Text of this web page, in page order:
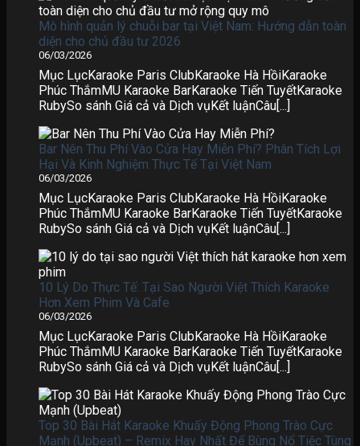
Mô hình quản lý chuỗi bar tại Việt Nam: Hướng dẫn toàn
diện cho chủ đầu tư 2026
06/03/2026
Mục LụcKaraoke Paris ClubKaraoke Hà HồiKaraoke
Phúc ThắmMU Karaoke BarKaraoke Tiến TuyếtKaraoke
RubySo sánh Giá cả và Dịch vụKết luậnCâu[...]
Bar Nên Thu Phí Vào Cửa Hay Miễn Phí? Phân Tích Lợi
Hại Và Kinh Nghiệm Thực Tế Tại Việt Nam
06/03/2026
Mục LụcKaraoke Paris ClubKaraoke Hà HồiKaraoke
Phúc ThắmMU Karaoke BarKaraoke Tiến TuyếtKaraoke
RubySo sánh Giá cả và Dịch vụKết luậnCâu[...]
10 Lý Do Thực Tế: Tại Sao Người Việt Thích Karaoke
Hơn Xem Phim Và Cafe
06/03/2026
Mục LụcKaraoke Paris ClubKaraoke Hà HồiKaraoke
Phúc ThắmMU Karaoke BarKaraoke Tiến TuyếtKaraoke
RubySo sánh Giá cả và Dịch vụKết luậnCâu[...]
Top 30 Bài Hát Karaoke Khuấy Động Phong Trào Cực
Mạnh (Upbeat) – Remix Hay Nhất Để Bùng Nổ Tiệc Tùng